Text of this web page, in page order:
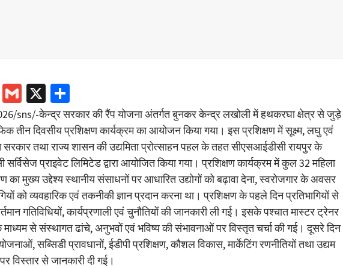
EmailGmail
X
sns/-केन्द्र सरकार की रैंप योजना अंतर्गत बुनकर केन्द्र लखोली में हथकरघा क्षेत्र से जुड़े
तीन दिवसीय प्रशिक्षण कार्यक्रम का आयोजन किया गया। इस प्रशिक्षण में सूक्ष्म, लघु एवं
सरकार तथा राज्य शासन की उद्यमिता प्रोत्साहन पहल के तहत सीएसआईडीसी रायपुर के
सर्विसेज प्राइवेट लिमिटेड द्वारा आयोजित किया गया। प्रशिक्षण कार्यक्रम में कुल 32 महिला
का मुख्य उद्देश्य स्थानीय संसाधनों पर आधारित उद्योगों को बढ़ावा देना, स्वरोजगार के अवसर
को व्यवहारिक एवं तकनीकी ज्ञान प्रदान करना था। प्रशिक्षण के पहले दिन प्रतिभागियों से
गतिविधियों, कार्यप्रणाली एवं चुनौतियों की जानकारी ली गई। इसके पश्चात मास्टर ट्रेनर
के माध्यम से संस्थागत ढांचे, अनुभवों एवं भविष्य की संभावनाओं पर विस्तृत चर्चा की गई। दूसरे दिन
सब्सिडी प्रावधानों, ईडीपी प्रशिक्षण, कौशल विकास, मार्केटिंग रणनीतियों तथा उद्यम
से जानकारी दी गई।